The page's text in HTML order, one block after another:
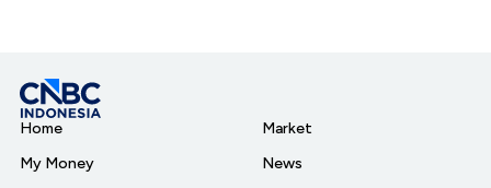
Home
My Money
Market
News